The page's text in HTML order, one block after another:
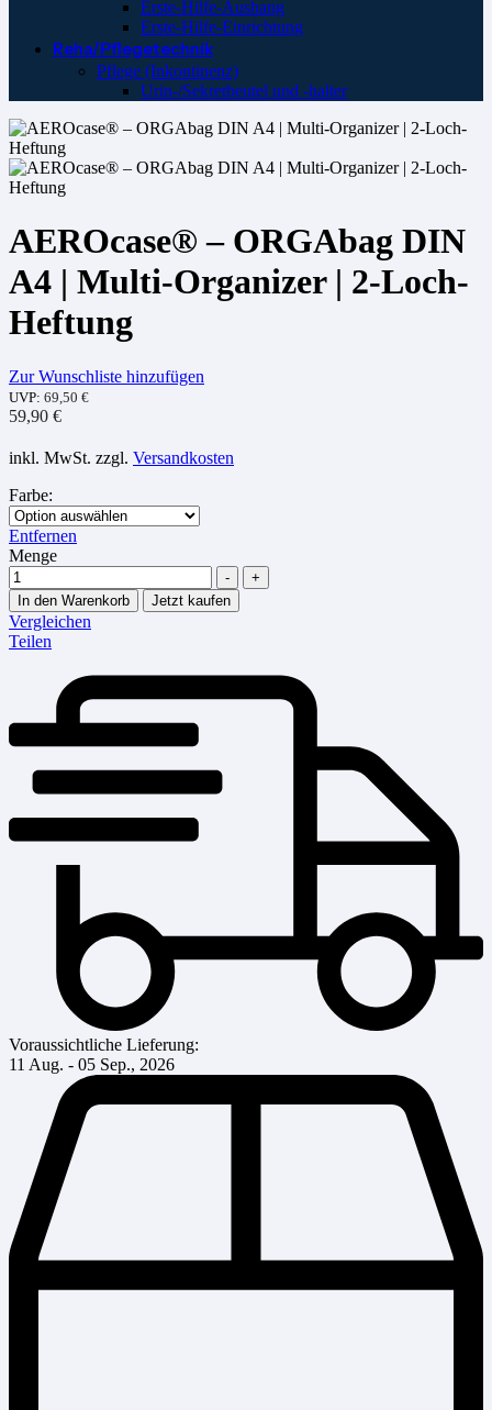
Erste-Hilfe-Aushang
Erste-Hilfe-Einrichtung
Reha/Pflegetechnik
Pflege (Inkontinenz)
Urin-/Sekretbeutel und -halter
AEROcase® – ORGAbag DIN
A4 | Multi-Organizer | 2-Loch-
Heftung
Zur Wunschliste hinzufügen
UVP: 69,50 €
59,90 €
inkl. MwSt. zzgl. Versandkosten
Farbe:
Entfernen
Menge
-
+
In den Warenkorb
Jetzt kaufen
Vergleichen
Teilen
Voraussichtliche Lieferung:
11 Aug. - 05 Sep., 2026